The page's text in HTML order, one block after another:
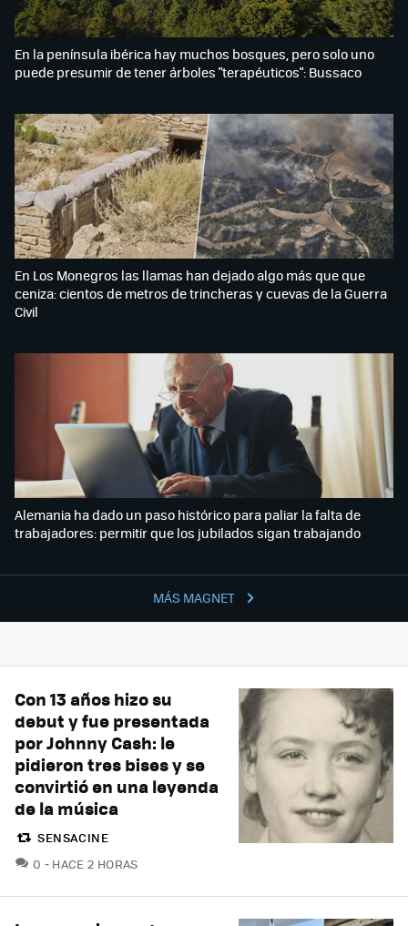
MÁS MAGNET
En la península ibérica hay muchos bosques, pero solo uno
puede presumir de tener árboles "terapéuticos": Bussaco
En Los Monegros las llamas han dejado algo más que que
ceniza: cientos de metros de trincheras y cuevas de la Guerra
Civil
Alemania ha dado un paso histórico para paliar la falta de
trabajadores: permitir que los jubilados sigan trabajando
Con 13 años hizo su
debut y fue presentada
por Johnny Cash: le
pidieron tres bises y se
convirtió en una leyenda
de la música
SENSACINE
0 COMENTARIOS
HACE 2 HORAS